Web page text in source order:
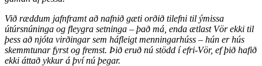
Við ræddum jafnframt að nafnið gæti orðið tilefni til ýmissa
útúrsnúninga og fleygra setninga – það má, enda ætlast Vör ekki til
þess að njóta virðingar sem háfleigt menningarhúss – hún er hús
skemmtunar fyrst og fremst. Þið eruð nú stödd í efri-Vör, ef þið hafið
ekki áttað ykkur á því nú þegar.